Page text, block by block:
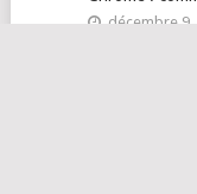
décembre 9,